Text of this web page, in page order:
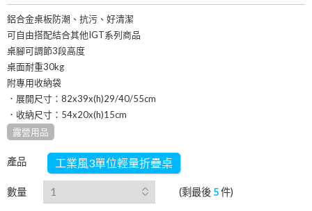
鋁合金桌板防潮、抗污、好清潔
可自由搭配結合其他IGT系列商品
桌腳可調節3段高度
桌面耐重30kg
附專用收納袋
．展開尺寸：82x39x(h)29/40/55cm
．收納尺寸：54x20x(h)15cm
露營用品
產品 工業風3單位輕量折疊桌
數量 (剩最後 5件)